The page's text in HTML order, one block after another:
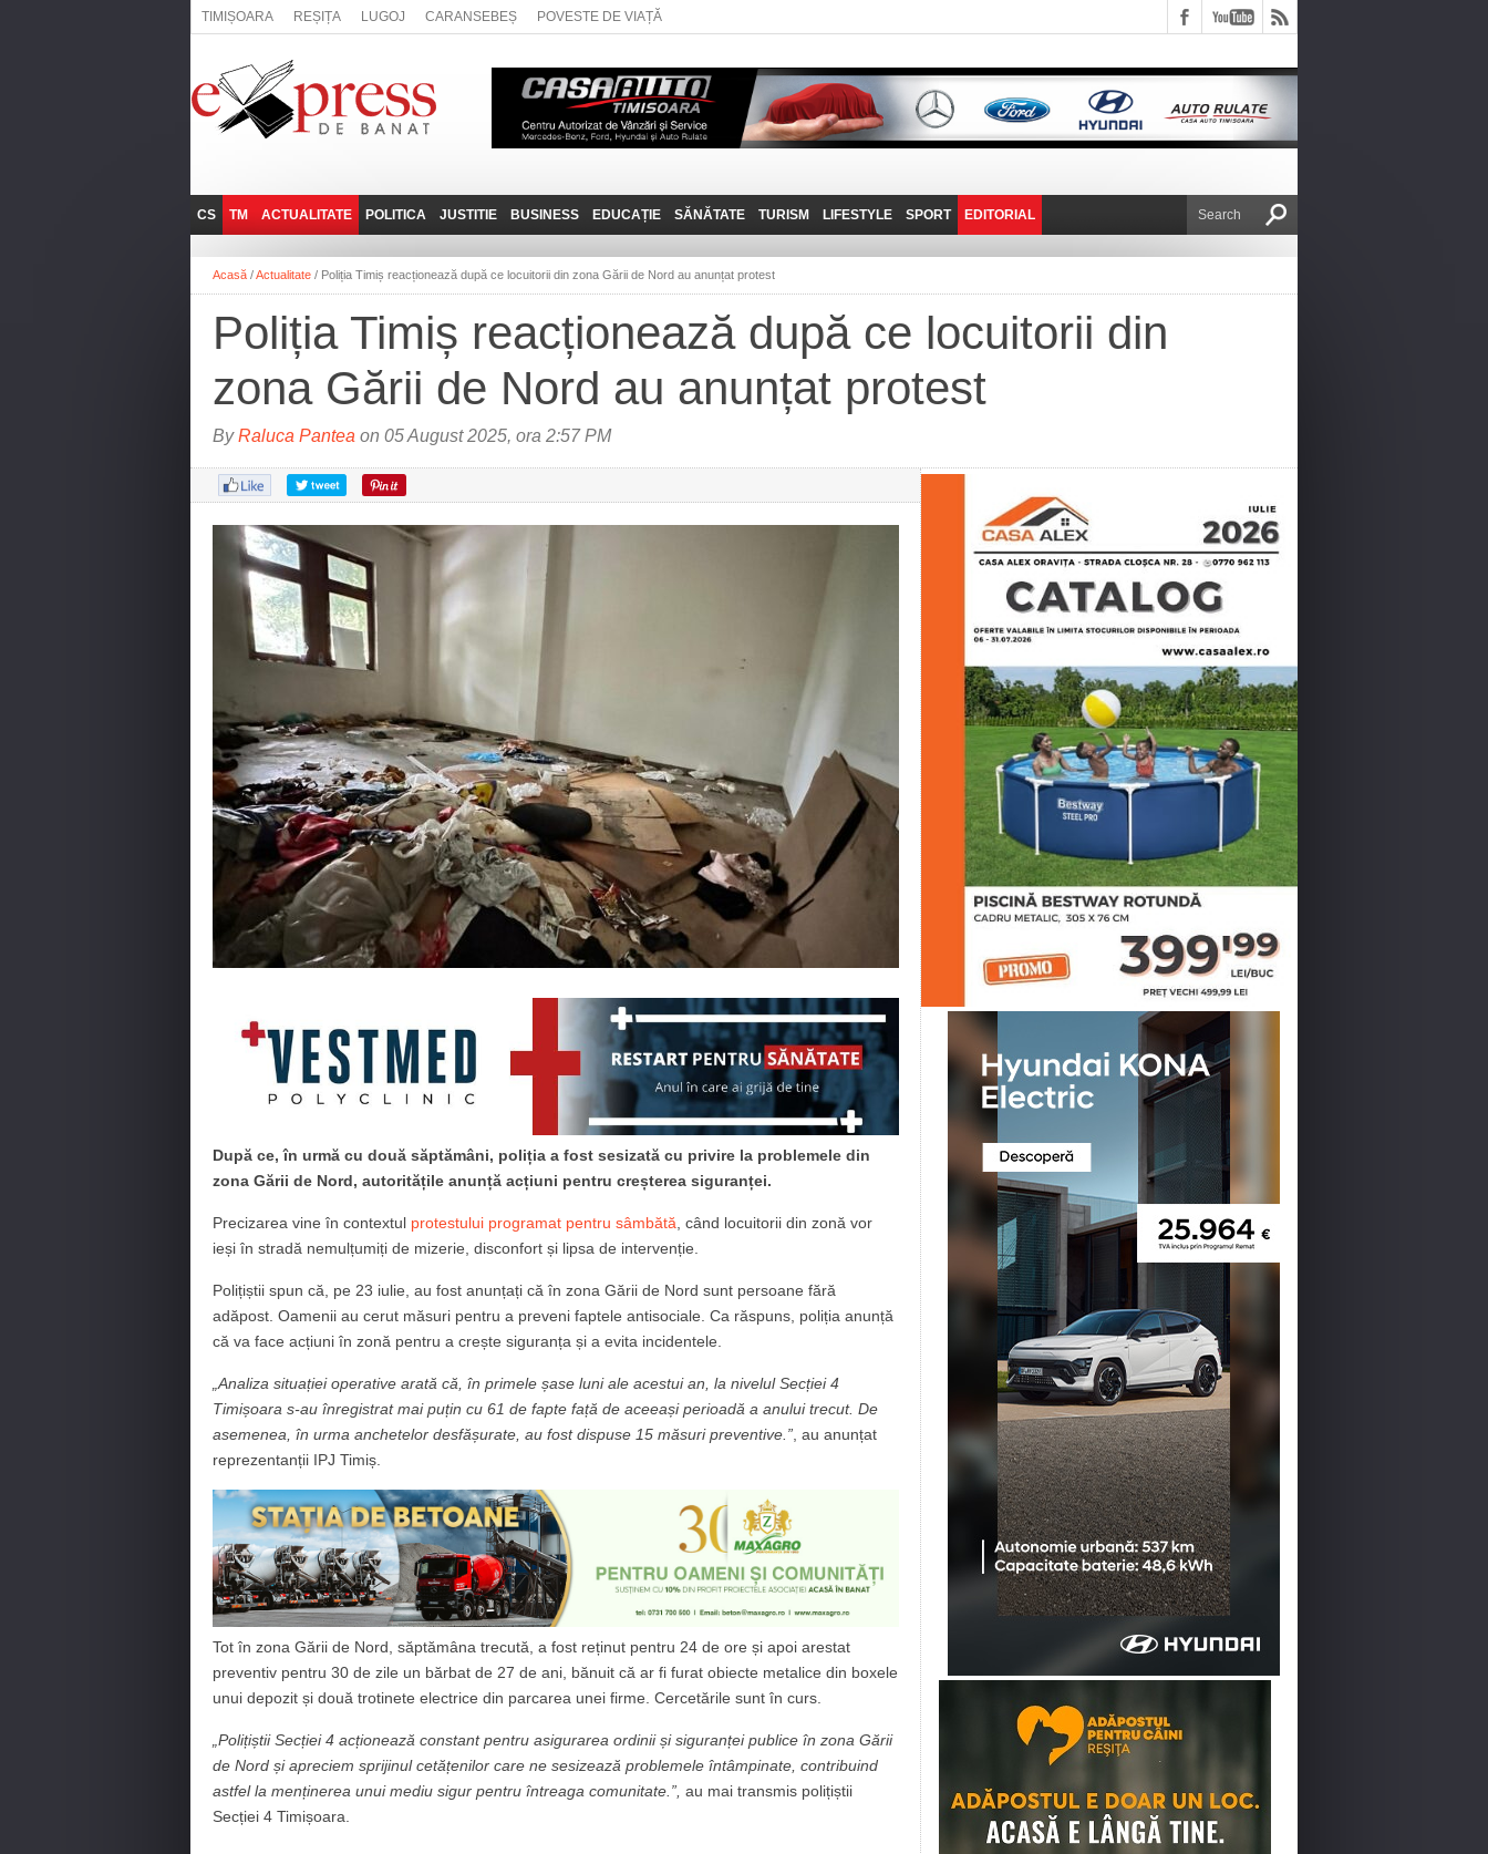
TIMIȘOARA REȘIȚA LUGOJ CARANSEBEȘ POVESTE DE VIAȚĂ
CS
REȘIȚA
CARANSEBEȘ
ANINA
BĂILE HERCULANE
BOCŞA
ORAVIȚA
OȚELU ROŞU
TM
LUGOJ
TIMIȘOARA
ACTUALITATE
ADMINISTRATIE
NAȚIONAL
SOCIAL
UTILE
POLITICA
EXPRESSLIVE
INTERVIURILE
JUSTITIE BUSINESS
JOB-URI
TEHNIT
EDUCAȚIE SĂNĂTATE TURISM
PRIN MUNȚII
BANATULUI
FANTASTICUL BANAT
TRAVEL VLOG
LIFESTYLE
POVESTE DE VIAȚĂ
SPORT EDITORIAL
DE VICTOR NAFIRU
Acasă /Actualitate / Poliția Timiș reacționează după ce locuitorii din zona Gării de Nord au anunțat protest
Poliția Timiș reacționează după ce locuitorii din
zona Gării de Nord au anunțat protest
ByRaluca Pantea on 05 August 2025, ora 2:57 PM
După ce, în urmă cu două săptămâni, poliția a fost sesizată cu privire la problemele din
zona Gării de Nord, autoritățile anunță acțiuni pentru creșterea siguranței.
Precizarea vine în contextul protestului programat pentru sâmbătă , când locuitorii din zonă vor
ieși în stradă nemulțumiți de mizerie, disconfort și lipsa de intervenție.
Polițiștii spun că, pe 23 iulie, au fost anunțați că în zona Gării de Nord sunt persoane fără
adăpost. Oamenii au cerut măsuri pentru a preveni faptele antisociale. Ca răspuns, poliția anunță
că va face acțiuni în zonă pentru a crește siguranța și a evita incidentele.
„Analiza situației operative arată că, în primele șase luni ale acestui an, la nivelul Secției 4
Timișoara s-au înregistrat mai puțin cu 61 de fapte față de aceeași perioadă a anului trecut. De
asemenea, în urma anchetelor desfășurate, au fost dispuse 15 măsuri preventive.” , au anunțat
reprezentanții IPJ Timiș.
Tot în zona Gării de Nord, săptămâna trecută, a fost reținut pentru 24 de ore și apoi arestat
preventiv pentru 30 de zile un bărbat de 27 de ani, bănuit că ar fi furat obiecte metalice din boxele
unui depozit și două trotinete electrice din parcarea unei firme. Cercetările sunt în curs.
„Polițiștii Secției 4 acționează constant pentru asigurarea ordinii și siguranței publice în zona Gării
de Nord și apreciem sprijinul cetățenilor care ne sesizează problemele întâmpinate, contribuind
astfel la menținerea unui mediu sigur pentru întreaga comunitate.”, au mai transmis polițiștii
Secției 4 Timișoara.